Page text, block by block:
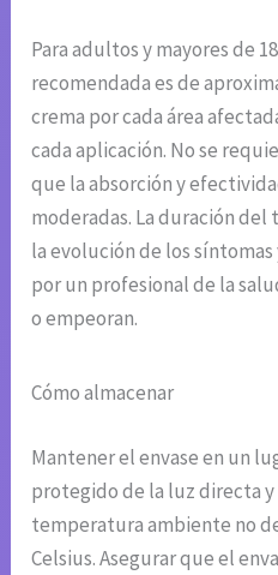
Para adultos y mayores de
recomendada es de
crema por cada área
cada aplicación. No se
que la absorción y
moderadas. La duración
la evolución de los
por un profesional de la
o empeoran.
Cómo almacenar
Mantener el envase en un
protegido de la luz directa y
temperatura ambiente no
Celsius. Asegurar que el